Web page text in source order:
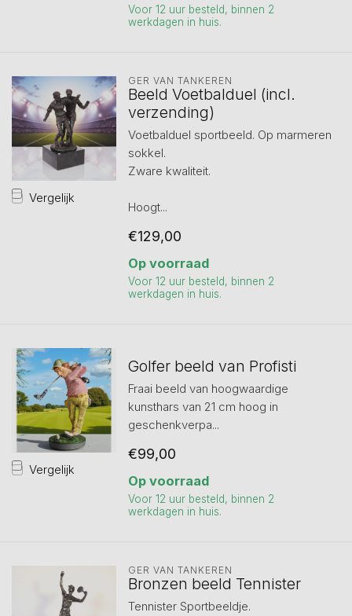
Voor 12 uur besteld, binnen 2
werkdagen in huis.
Vergelijk
GER VAN TANKEREN
Beeld Voetbalduel (incl.
verzending)
Voetbalduel sportbeeld. Op marmeren
sokkel.
Zware kwaliteit.
Hoogt...
€129,00
Op voorraad
Voor 12 uur besteld, binnen 2
werkdagen in huis.
Vergelijk
Golfer beeld van Profisti
Fraai beeld van hoogwaardige
kunsthars van 21 cm hoog in
geschenkverpa...
€99,00
Op voorraad
Voor 12 uur besteld, binnen 2
werkdagen in huis.
GER VAN TANKEREN
Bronzen beeld Tennister
Tennister Sportbeeldje.